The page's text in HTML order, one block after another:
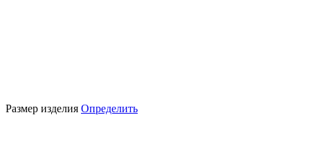
Размер изделия Определить